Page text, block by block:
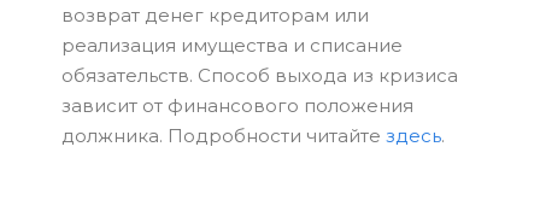
возврат денег кредиторам или
реализация имущества и списание
обязательств. Способ выхода из кризиса
зависит от финансового положения
должника. Подробности читайте здесь.